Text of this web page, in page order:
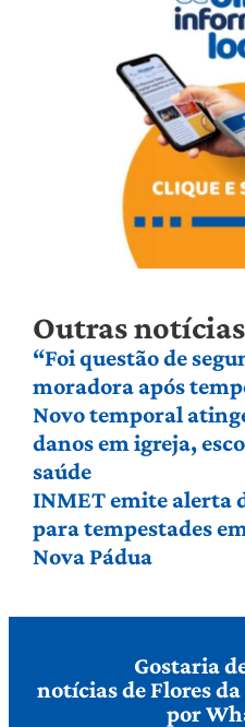
Outras
“Foi questão de
moradora após
Novo temporal
danos em igreja,
saúde
INMET emite alerta
para tempestades
Nova Pádua
Gostaria
notícias de Flores
por